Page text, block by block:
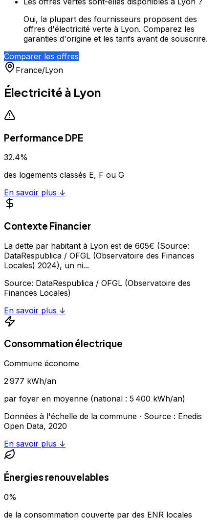
Oui, la plupart des fournisseurs proposent des
offres d'électricité verte à Lyon. Comparez les
garanties d'origine et les tarifs avant de souscrire.
Comparer les offres
France/Lyon
Électricité à Lyon
Performance DPE
32.4%
des logements classés E, F ou G
En savoir plus ↓
Contexte Financier
La dette par habitant à Lyon est de 605€ (Source:
DataRespublica / OFGL (Observatoire des Finances
Locales) 2024), un ni...
Source: DataRespublica / OFGL (Observatoire des
Finances Locales)
En savoir plus ↓
Consommation électrique
Commune économe
2 977 kWh/an
par foyer en moyenne (national : 5 400 kWh/an)
Données à l'échelle de la commune · Source : Enedis
Open Data, 2020
En savoir plus ↓
Énergies renouvelables
0%
de la consommation couverte par des ENR locales